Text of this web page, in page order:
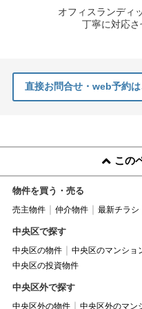
オフィスランディ
丁寧に対応さ
直接お問合せ・web予約
この
物件を買う・売る
売主物件 仲介物件 最新チラシ
中央区で探す
中央区の物件 中央区のマンショ
中央区の投資物件
中央区外で探す
中央区外の物件
中央区外のマン